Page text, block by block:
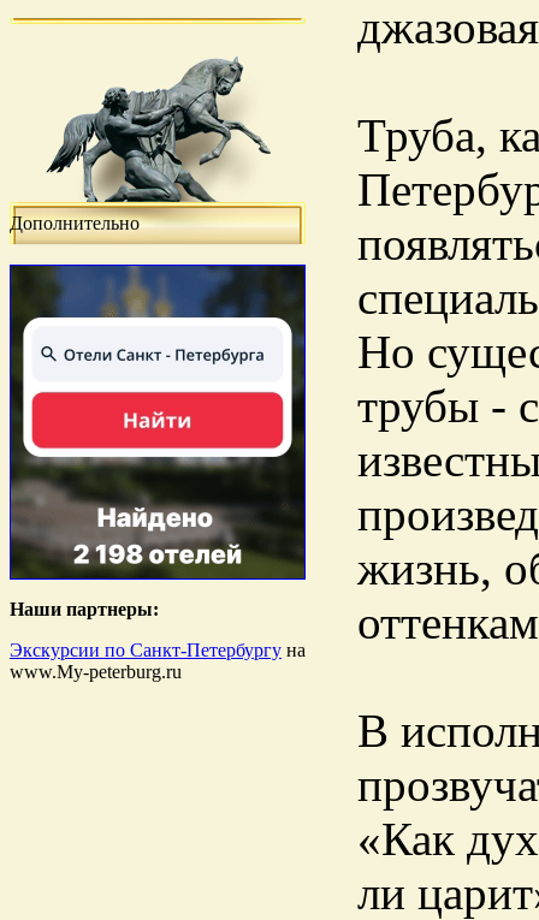
Дополнительно
Наши партнеры:
Экскурсии по Санкт-Петербургу на
www.My-peterburg.ru
Труба,
Но
трубы -
жизнь,
В
«Как
ли